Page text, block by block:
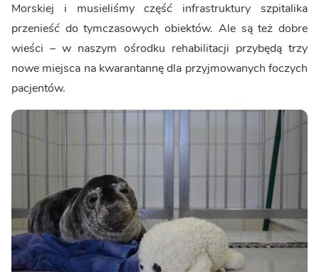
Morskiej i musieliśmy część infrastruktury szpitalika
przenieść do tymczasowych obiektów. Ale są też dobre
wieści – w naszym ośrodku rehabilitacji przybędą trzy
nowe miejsca na kwarantannę dla przyjmowanych foczych
pacjentów.